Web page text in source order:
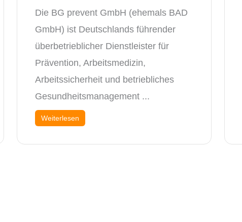
Die BG prevent GmbH (ehemals BAD
GmbH) ist Deutschlands führender
überbetrieblicher Dienstleister für
Prävention, Arbeitsmedizin,
Arbeitssicherheit und betriebliches
Gesundheitsmanagement ...
Weiterlesen